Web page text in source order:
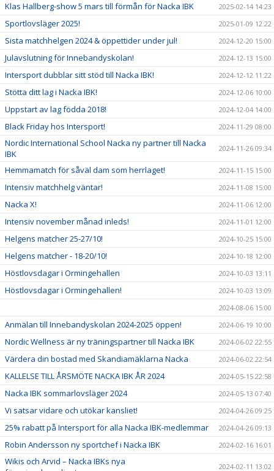
Klas Hallberg-show 5 mars till förmån för Nacka IBK 2025-02-14 14:23
Sportlovsläger 2025! 2025-01-09 12:22
Sista matchhelgen 2024 & öppettider under jul! 2024-12-20 15:00
Julavslutning för Innebandyskolan! 2024-12-13 15:00
Intersport dubblar sitt stöd till Nacka IBK! 2024-12-12 11:22
Stötta ditt lag i Nacka IBK! 2024-12-06 10:00
Uppstart av lag födda 2018! 2024-12-04 14:00
Black Friday hos Intersport! 2024-11-29 08:00
Nordic International School Nacka ny partner till Nacka
IBK
2024-11-26 09:34
Hemmamatch för såväl dam som herrlaget! 2024-11-15 15:00
Intensiv matchhelg väntar! 2024-11-08 15:00
Nacka X! 2024-11-06 12:00
Intensiv november månad inleds! 2024-11-01 12:00
Helgens matcher 25-27/10! 2024-10-25 15:00
Helgens matcher - 18-20/10! 2024-10-18 12:00
Höstlovsdagar i Ormingehallen 2024-10-03 13:11
Höstlovsdagar i Ormingehallen!
2024-10-03 13:09
2024-08-06 15:00
Anmälan till Innebandyskolan 2024-2025 öppen! 2024-06-19 10:00
Nordic Wellness är ny träningspartner till Nacka IBK 2024-06-02 22:55
Värdera din bostad med Skandiamäklarna Nacka 2024-06-02 22:54
KALLELSE TILL ÅRSMÖTE NACKA IBK ÅR 2024 2024-05-15 22:58
Nacka IBK sommarlovsläger 2024 2024-05-13 07:40
Vi satsar vidare och utökar kansliet! 2024-04-26 09:25
25% rabatt på Intersport för alla Nacka IBK-medlemmar 2024-04-26 09:13
Robin Andersson ny sportchef i Nacka IBK 2024-02-16 16:01
Wikis och Arvid – Nacka IBKs nya
2024-02-11 13:02